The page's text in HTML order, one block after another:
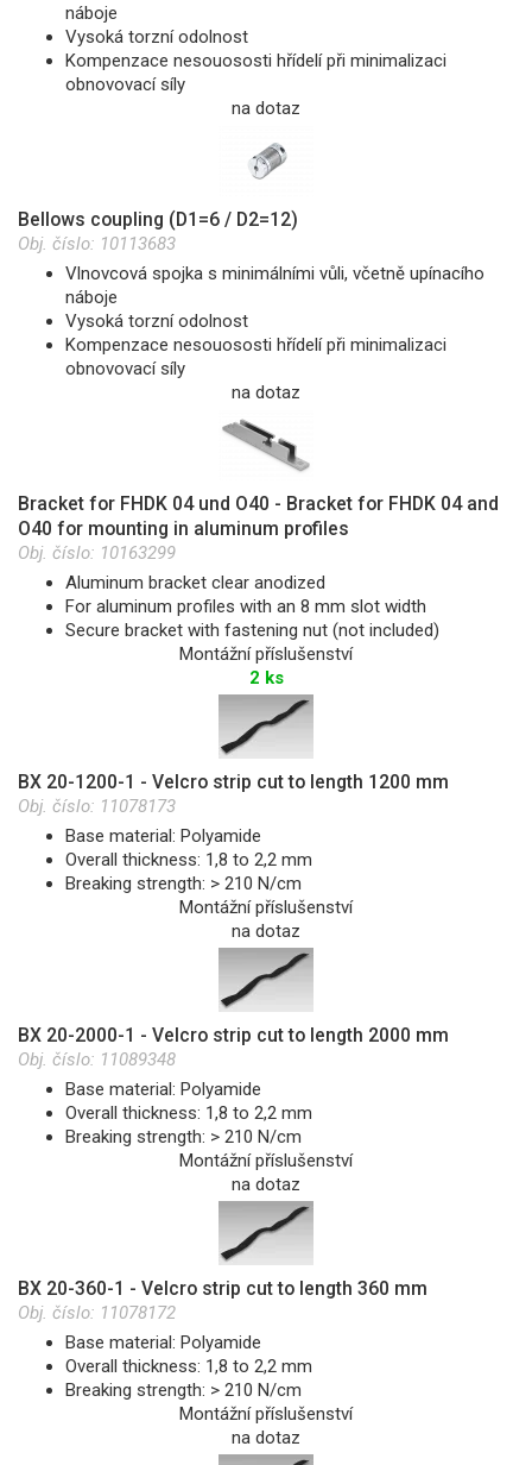
náboje
Vysoká torzní odolnost
Kompenzace nesouososti hřídelí při minimalizaci
obnovovací síly
na dotaz
Bellows coupling (D1=6 / D2=12)
Obj. číslo: 10113683
Vlnovcová spojka s minimálními vůli, včetně upínacího
náboje
Vysoká torzní odolnost
Kompenzace nesouososti hřídelí při minimalizaci
obnovovací síly
na dotaz
Bracket for FHDK 04 und O40 - Bracket for FHDK 04 and
O40 for mounting in aluminum profiles
Obj. číslo: 10163299
Aluminum bracket clear anodized
For aluminum profiles with an 8 mm slot width
Secure bracket with fastening nut (not included)
Montážní příslušenství
2 ks
BX 20-1200-1 - Velcro strip cut to length 1200 mm
Obj. číslo: 11078173
Base material: Polyamide
Overall thickness: 1,8 to 2,2 mm
Breaking strength: > 210 N/cm
Montážní příslušenství
na dotaz
BX 20-2000-1 - Velcro strip cut to length 2000 mm
Obj. číslo: 11089348
Base material: Polyamide
Overall thickness: 1,8 to 2,2 mm
Breaking strength: > 210 N/cm
Montážní příslušenství
na dotaz
BX 20-360-1 - Velcro strip cut to length 360 mm
Obj. číslo: 11078172
Base material: Polyamide
Overall thickness: 1,8 to 2,2 mm
Breaking strength: > 210 N/cm
Montážní příslušenství
na dotaz